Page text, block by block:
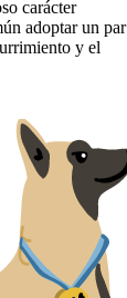
carácter
adoptar un par
y el